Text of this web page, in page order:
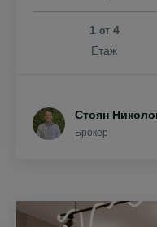
1 от4
Етаж
Стоян
Брокер